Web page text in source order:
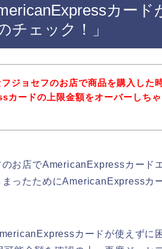
カード
チェック！」
ジョセフのお店で商品を購入した
ードの上限金額をオーバーしちゃ
お店でAmericanExpressカード
ったためにAmericanExpressカ
カードが使えずに